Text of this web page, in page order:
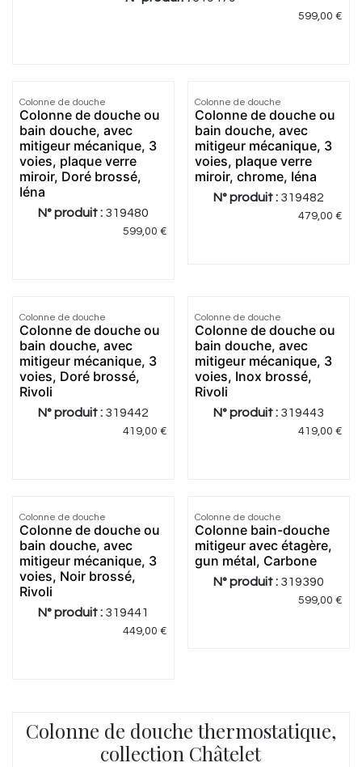
599,00 €
Colonne de douche
Colonne de douche ou
bain douche, avec
mitigeur mécanique, 3
voies, plaque verre
miroir, Doré brossé,
Iéna
N° produit : 319480
599,00 €
Colonne de douche
Colonne de douche ou
bain douche, avec
mitigeur mécanique, 3
voies, plaque verre
miroir, chrome, Iéna
N° produit : 319482
479,00 €
Colonne de douche
Colonne de douche ou
bain douche, avec
mitigeur mécanique, 3
voies, Doré brossé,
Rivoli
N° produit : 319442
419,00 €
Colonne de douche
Colonne de douche ou
bain douche, avec
mitigeur mécanique, 3
voies, Inox brossé,
Rivoli
N° produit : 319443
419,00 €
Colonne de douche
Colonne de douche ou
bain douche, avec
mitigeur mécanique, 3
voies, Noir brossé,
Rivoli
N° produit : 319441
449,00 €
Colonne de douche
Colonne bain-douche
mitigeur avec étagère,
gun métal, Carbone
N° produit : 319390
599,00 €
Colonne de douche thermostatique,
collection Châtelet